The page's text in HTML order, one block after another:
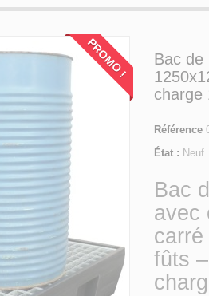
PROMO !
Bac de
charge
Référence
État : Neuf
Bac
avec
fûts